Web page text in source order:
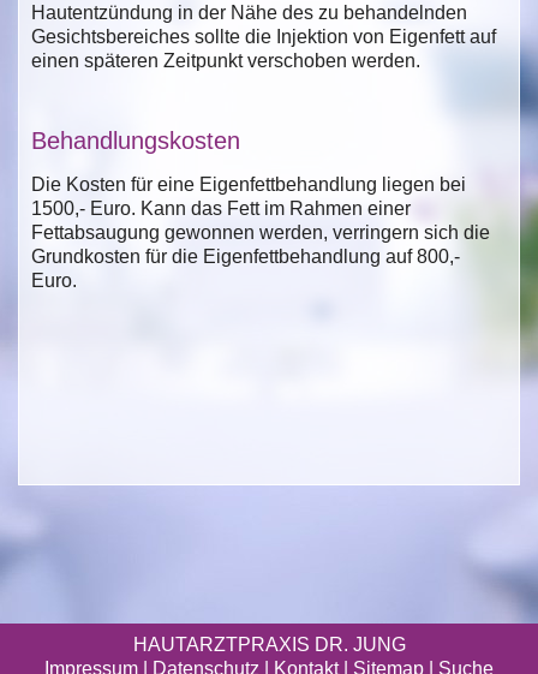
Hautentzündung in der Nähe des zu behandelnden
Gesichtsbereiches sollte die Injektion von Eigenfett auf
einen späteren Zeitpunkt verschoben werden.
Behandlungskosten
Die Kosten für eine Eigenfettbehandlung liegen bei
1500,- Euro. Kann das Fett im Rahmen einer
Fettabsaugung gewonnen werden, verringern sich die
Grundkosten für die Eigenfettbehandlung auf 800,-
Euro.
HAUTARZTPRAXIS DR. JUNG
Impressum
Datenschutz | Kontakt | Sitemap Suche